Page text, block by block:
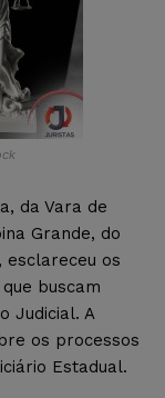
da Vara de
Grande, do
esclareceu os
buscam
Judicial. A
os processos
Estadual.